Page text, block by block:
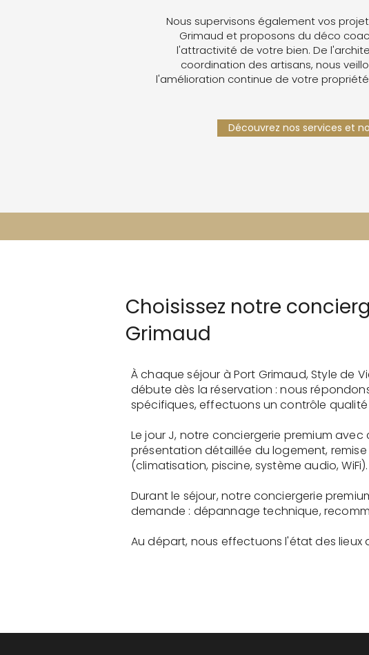
Nous supervisons également vos
Grimaud et proposons du déco
l'attractivité de votre bien. De
coordination des artisans, nous
l'amélioration continue de votre
Découvrez nos services et
Choisissez notre
Grimaud
À chaque séjour à Port Grimaud, Style de
débute dès la réservation : nous
spécifiques, effectuons un contrôle
Le jour J, notre conciergerie premium
présentation détaillée du logement,
(climatisation, piscine, système audio, WiFi).
Durant le séjour, notre conciergerie
demande : dépannage technique,
Au départ, nous effectuons l'état des lieux